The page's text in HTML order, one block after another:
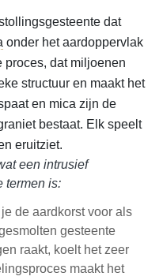
dat
onder het aardoppervlak
proces, dat miljoenen
structuur en maakt het
en mica zijn de
bestaat. Elk speelt
eruitziet.
een intrusief
termen is:
de aardkorst voor als
gesteente
raakt, koelt het zeer
maakt het